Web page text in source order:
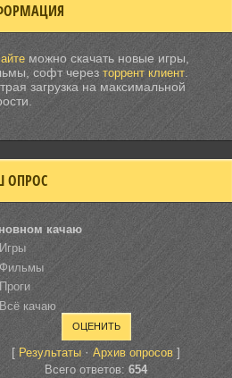
можно скачать новые игры,
софт через торрент клиент
загрузка на максимальной
ОПРОС
качаю
Игры
Фильмы
Проги
Всё качаю
[ Результаты·Архив опросов ]
Всего ответов:654